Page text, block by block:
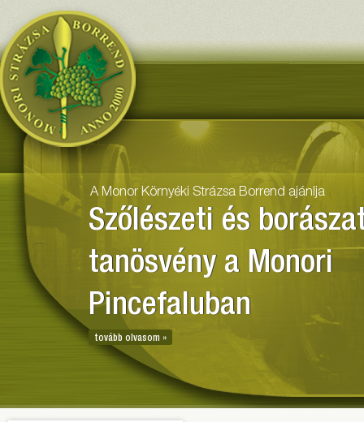
A Monor Környéki Strázsa Borrend ajánlja
A Monori Pincefalu
bemutatása
tovább olvasom »